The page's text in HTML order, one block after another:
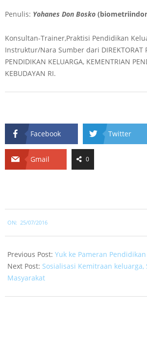
Penulis: Yohanes Don Bosko
Konsultan-Trainer,Praktisi Pendidikan
Instruktur/Nara Sumber dari DIREKTORAT
PENDIDIKAN KELUARGA, KEMENTRIAN
KEBUDAYAN RI.
Facebook Twitter
Gmail 0
07-
25
ON: 25/07/2016
Previous Post: Yuk ke Pameran
Next Post: Sosialisasi Kemitraan keluarga,
Masyarakat